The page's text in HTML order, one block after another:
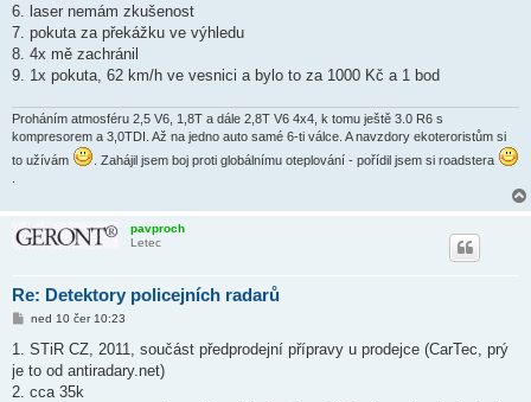
6. laser nemám zkušenost
7. pokuta za překážku ve výhledu
8. 4x mě zachránil
9. 1x pokuta, 62 km/h ve vesnici a bylo to za 1000 Kč a 1 bod
Proháním atmosféru 2,5 V6, 1,8T a dále 2,8T V6 4x4, k tomu ještě 3.0 R6 s
kompresorem a 3,0TDI. Až na jedno auto samé 6-ti válce. A navzdory ekoteroristům si
to užívám
. Zahájil jsem boj proti globálnímu oteplování - pořídil jsem si roadstera
.
pavproch
Letec
Re: Detektory policejních radarů
P
p
ě
ned 10 čer 10:23
1. STiR CZ, 2011, součást předprodejní přípravy u prodejce (CarTec, prý
je to od antiradary.net)
2. cca 35k